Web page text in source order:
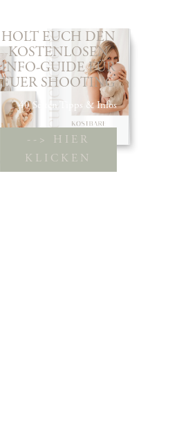
HOLT EUCH DEN
KOSTENLOSEN
INFO-GUIDE FÜR
EUER SHOOTING
40 Seiten Tipps & Infos
--> HIER
KLICKEN